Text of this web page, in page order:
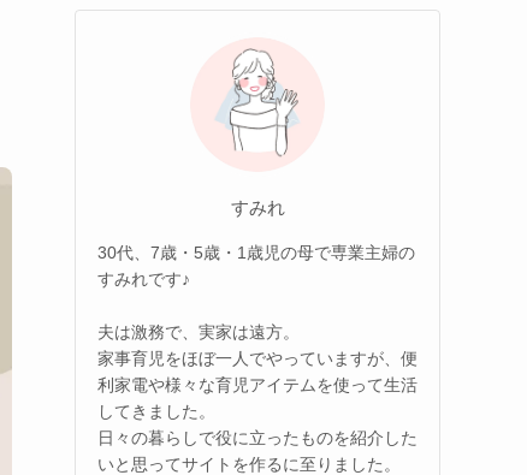
すみれ
30代、7歳・5歳・1歳児の母で専業主婦の
すみれです♪
夫は激務で、実家は遠方。
家事育児をほぼ一人でやっていますが、便
利家電や様々な育児アイテムを使って生活
してきました。
日々の暮らしで役に立ったものを紹介した
いと思ってサイトを作るに至りました。